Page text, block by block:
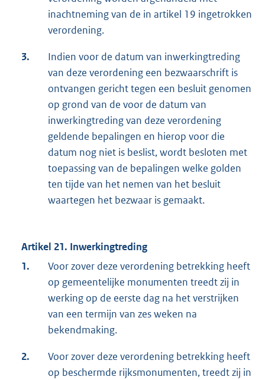
inachtneming van de in artikel 19 ingetrokken
verordening.
3.
Indien voor de datum van inwerkingtreding
van deze verordening een bezwaarschrift is
ontvangen gericht tegen een besluit genomen
op grond van de voor de datum van
inwerkingtreding van deze verordening
geldende bepalingen en hierop voor die
datum nog niet is beslist, wordt besloten met
toepassing van de bepalingen welke golden
ten tijde van het nemen van het besluit
waartegen het bezwaar is gemaakt.
Artikel 21. Inwerkingtreding
1.
Voor zover deze verordening betrekking heeft
op gemeentelijke monumenten treedt zij in
werking op de eerste dag na het verstrijken
van een termijn van zes weken na
bekendmaking.
2.
Voor zover deze verordening betrekking heeft
op beschermde rijksmonumenten, treedt zij in